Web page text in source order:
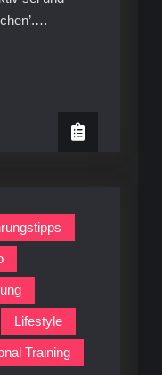
Lifestyle
Training